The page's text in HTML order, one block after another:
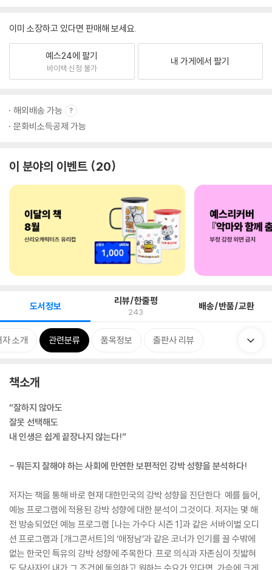
이미 소장하고 있다면 판매해 보세요.
예스24에 팔기
바이백 신청 불가
내 가게에서 팔기
해외배송 가능
문화비소득공제 가능
이 분야의 이벤트 20
도서정보 리뷰/한줄평
243 배송/반품/교환
자 소개 관련분류 품목정보 출판사 리뷰
책소개
“잘하지 않아도
잘못 선택해도
내 인생은 쉽게 끝장나지 않는다!”
- 뭐든지 잘해야 하는 사회에 만연한 보편적인 강박 성향을 분석하다!
저자는 책을 통해 바로 현재 대한민국의 강박 성향을 진단한다. 예를 들어,
예능 프로그램에 적용된 강박 성향에 대한 분석이 그것이다. 저자는 몇 해
전 방송되었던 예능 프로그램 [나는 가수다 시즌 1]과 같은 서바이벌 오디
션 프로그램과 [개그콘서트]의 ‘애정남’과 같은 코너가 인기를 끌 수밖에
없는 한국인 특유의 강박 성향에 주목한다. 프로 의식과 자존심이 짓밟혀